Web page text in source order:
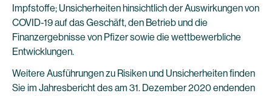
Impfstoffe; Unsicherheiten hinsichtlich der Auswirkungen von
COVID-19 auf das Geschäft, den Betrieb und die
Finanzergebnisse von Pfizer sowie die wettbewerbliche
Entwicklungen.
Weitere Ausführungen zu Risiken und Unsicherheiten finden
Sie im Jahresbericht des am 31. Dezember 2020 endenden